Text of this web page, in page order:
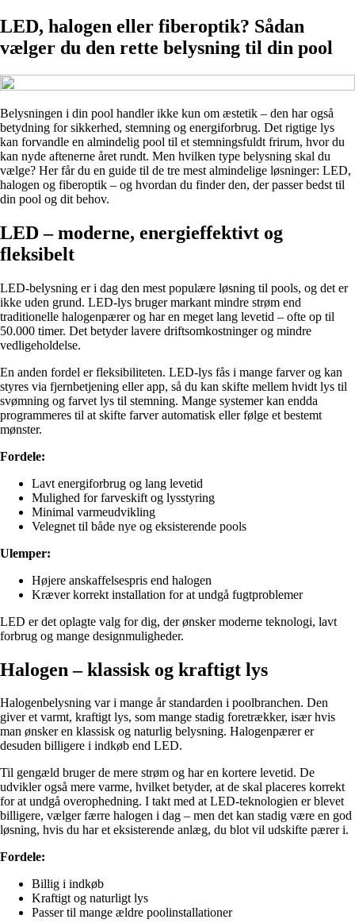
LED, halogen eller fiberoptik? Sådan
vælger du den rette belysning til din pool
Belysningen i din pool handler ikke kun om æstetik – den har også
betydning for sikkerhed, stemning og energiforbrug. Det rigtige lys
kan forvandle en almindelig pool til et stemningsfuldt frirum, hvor du
kan nyde aftenerne året rundt. Men hvilken type belysning skal du
vælge? Her får du en guide til de tre mest almindelige løsninger: LED,
halogen og fiberoptik – og hvordan du finder den, der passer bedst til
din pool og dit behov.
LED – moderne, energieffektivt og
fleksibelt
LED-belysning er i dag den mest populære løsning til pools, og det er
ikke uden grund. LED-lys bruger markant mindre strøm end
traditionelle halogenpærer og har en meget lang levetid – ofte op til
50.000 timer. Det betyder lavere driftsomkostninger og mindre
vedligeholdelse.
En anden fordel er fleksibiliteten. LED-lys fås i mange farver og kan
styres via fjernbetjening eller app, så du kan skifte mellem hvidt lys til
svømning og farvet lys til stemning. Mange systemer kan endda
programmeres til at skifte farver automatisk eller følge et bestemt
mønster.
Fordele:
Lavt energiforbrug og lang levetid
Mulighed for farveskift og lysstyring
Minimal varmeudvikling
Velegnet til både nye og eksisterende pools
Ulemper:
Højere anskaffelsespris end halogen
Kræver korrekt installation for at undgå fugtproblemer
LED er det oplagte valg for dig, der ønsker moderne teknologi, lavt
forbrug og mange designmuligheder.
Halogen – klassisk og kraftigt lys
Halogenbelysning var i mange år standarden i poolbranchen. Den
giver et varmt, kraftigt lys, som mange stadig foretrækker, især hvis
man ønsker en klassisk og naturlig belysning. Halogenpærer er
desuden billigere i indkøb end LED.
Til gengæld bruger de mere strøm og har en kortere levetid. De
udvikler også mere varme, hvilket betyder, at de skal placeres korrekt
for at undgå overophedning. I takt med at LED-teknologien er blevet
billigere, vælger færre halogen i dag – men det kan stadig være en god
løsning, hvis du har et eksisterende anlæg, du blot vil udskifte pærer i.
Fordele:
Billig i indkøb
Kraftigt og naturligt lys
Passer til mange ældre poolinstallationer